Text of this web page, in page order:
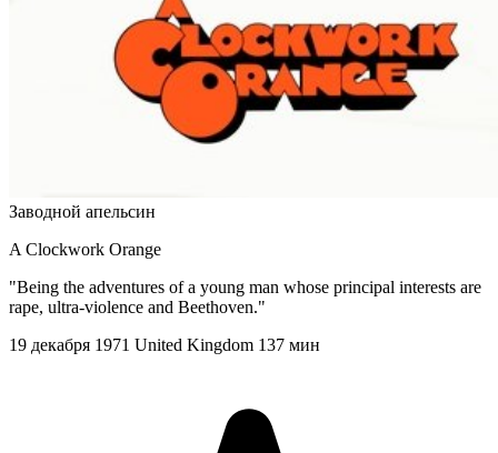
Заводной апельсин
A Clockwork Orange
"Being the adventures of a young man whose principal interests are
rape, ultra-violence and Beethoven."
19 декабря 1971 United Kingdom 137 мин